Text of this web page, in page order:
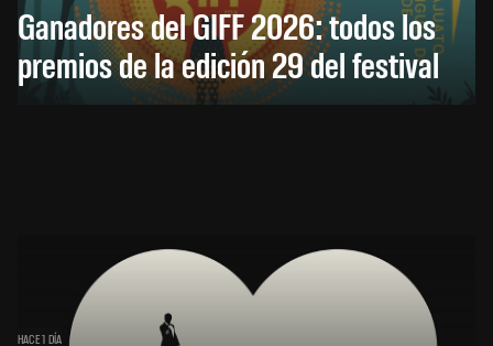
Ganadores del GIFF 2026: todos los
premios de la edición 29 del festival
HACE 1 DÍA